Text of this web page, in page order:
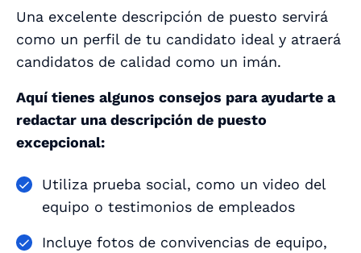
Una excelente descripción de puesto servirá
como un perfil de tu candidato ideal y atraerá
candidatos de calidad como un imán.
Aquí tienes algunos consejos para ayudarte a
redactar una descripción de puesto
excepcional:
Utiliza prueba social, como un video del
equipo o testimonios de empleados
Incluye fotos de convivencias de equipo,